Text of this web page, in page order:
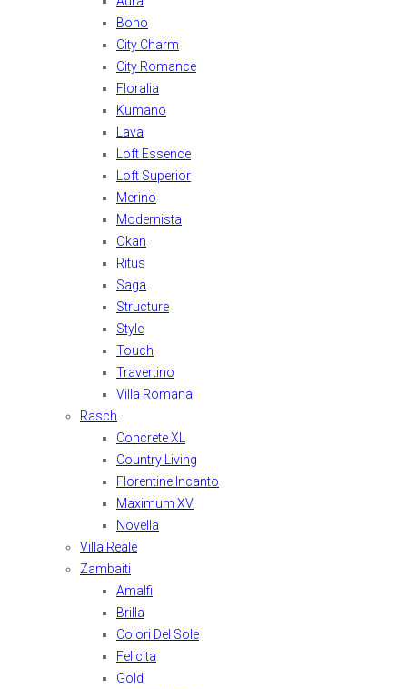
Boho
City Charm
City Romance
Floralia
Kumano
Lava
Loft Essence
Loft Superior
Merino
Modernista
Okan
Ritus
Saga
Structure
Style
Touch
Travertino
Villa Romana
Rasch
Concrete XL
Country Living
Florentine Incanto
Maximum XV
Novella
Villa Reale
Zambaiti
Amalfi
Brilla
Colori Del Sole
Felicita
Gold